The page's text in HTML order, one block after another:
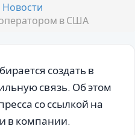
Новости
в США
создать в
связь. Об этом
со ссылкой на
в компании.